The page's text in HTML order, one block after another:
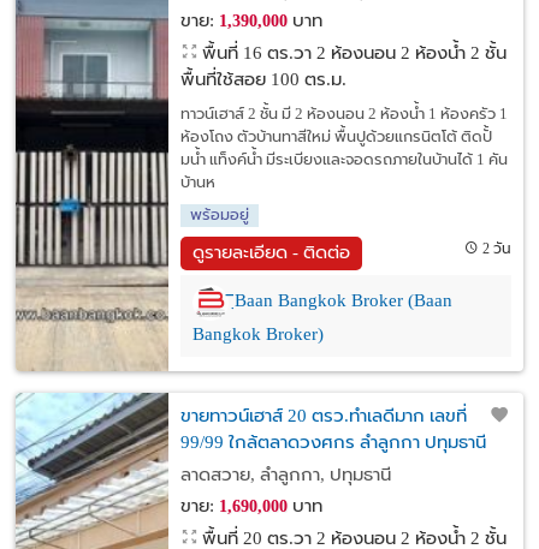
ขาย: 1,390,000บาท
พื้นที่ 16 ตร.วา 2 ห้องนอน 2 ห้องน้ำ 2 ชั้น
พื้นที่ใช้สอย 100 ตร.ม.
ทาวน์เฮาส์ 2 ชั้น มี 2 ห้องนอน 2 ห้องน้ำ 1 ห้องครัว 1
ห้องโถง ตัวบ้านทาสีใหม่ พื้นปูด้วยแกรนิตโต้ ติดปั้
มน้ำ แท็งค์น้ำ มีระเบียงและจอดรถภายในบ้านได้ 1 คัน
บ้านห
พร้อมอยู่
ดูรายละเอียด - ติดต่อ 2 วัน
ิฺBaan Bangkok Broker (Baan
Bangkok Broker)
ขายทาวน์เฮาส์ 20 ตรว.ทำเลดีมาก เลขที่
99/99 ใกล้ตลาดวงศกร ลำลูกกา ปทุมธานี
ลาดสวาย, ลำลูกกา, ปทุมธานี
ขาย: 1,690,000บาท
พื้นที่ 20 ตร.วา 2 ห้องนอน 2 ห้องน้ำ 2 ชั้น